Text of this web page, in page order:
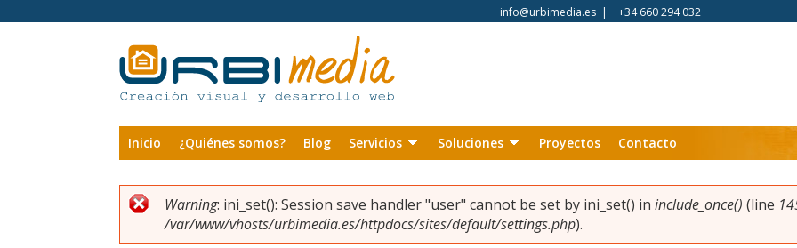
Pasar al contenido principal
Inicio ¿Quiénes somos? Blog Servicios Soluciones Proyectos Contacto
info@urbimedia.es | +34 660 294 032
Usted está aquí
Mensaje de error
Warning: ini_set(): Session save handler "user" cannot be set by ini_set() ininclude_once() (line
/var/www/vhosts/urbimedia.es/httpdocs/sites/default/settings.php).